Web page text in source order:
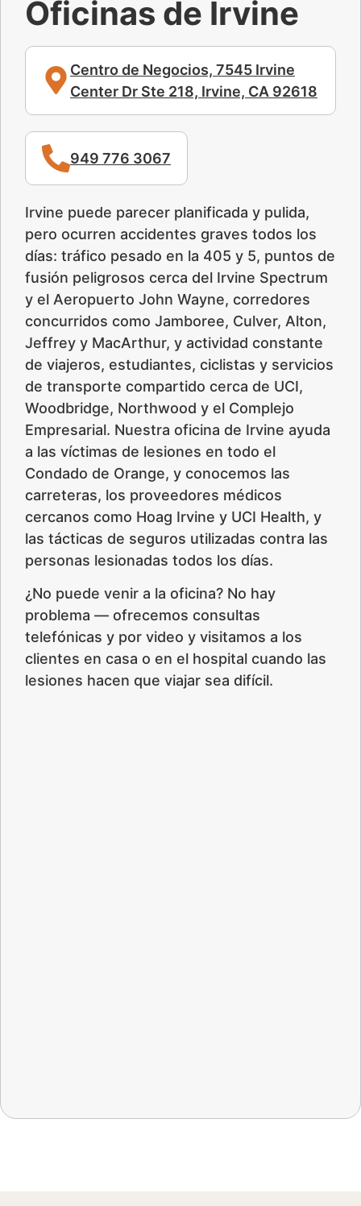
Oficinas de Irvine
Centro de Negocios, 7545 Irvine
Center Dr Ste 218, Irvine, CA 92618
949 776 3067
Irvine puede parecer planificada y pulida,
pero ocurren accidentes graves todos los
días: tráfico pesado en la 405 y 5, puntos de
fusión peligrosos cerca del Irvine Spectrum
y el Aeropuerto John Wayne, corredores
concurridos como Jamboree, Culver, Alton,
Jeffrey y MacArthur, y actividad constante
de viajeros, estudiantes, ciclistas y servicios
de transporte compartido cerca de UCI,
Woodbridge, Northwood y el Complejo
Empresarial. Nuestra oficina de Irvine ayuda
a las víctimas de lesiones en todo el
Condado de Orange, y conocemos las
carreteras, los proveedores médicos
cercanos como Hoag Irvine y UCI Health, y
las tácticas de seguros utilizadas contra las
personas lesionadas todos los días.
¿No puede venir a la oficina? No hay
problema — ofrecemos consultas
telefónicas y por video y visitamos a los
clientes en casa o en el hospital cuando las
lesiones hacen que viajar sea difícil.